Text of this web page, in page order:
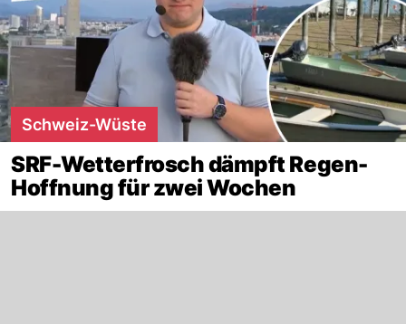
Schweiz-Wüste
SRF-Wetterfrosch dämpft Regen-
Hoffnung für zwei Wochen